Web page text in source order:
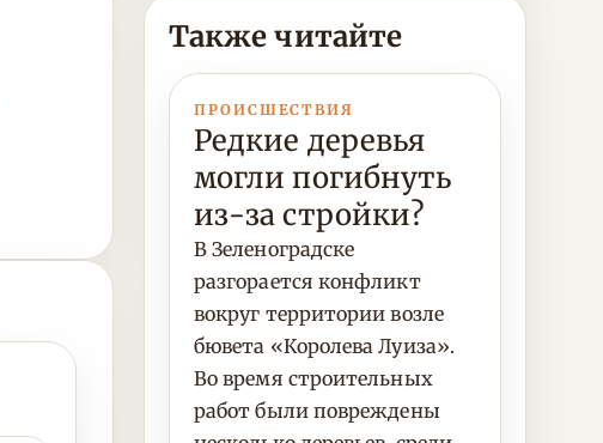
Также читайте
ПРОИСШЕСТВИЯ
Редкие деревья
могли погибнуть
из-за стройки?
В Зеленоградске
разгорается конфликт
вокруг территории возле
бювета «Королева Луиза».
Во время строительных
работ были повреждены